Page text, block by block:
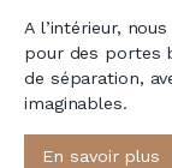
A l’intérieur,
pour des portes
de séparation,
imaginables.
En savoir plus